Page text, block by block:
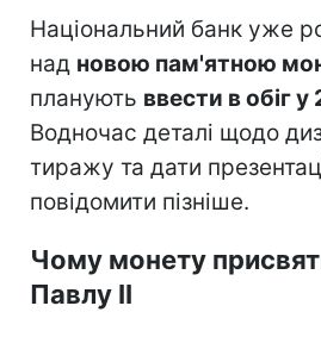
Національний банк уже
над новою пам'ятною
планують ввести в обіг
Водночас деталі щодо
тиражу та дати
повідомити пізніше.
Чому монету
Павлу II